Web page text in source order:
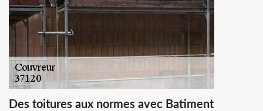
Des toitures aux normes avec Batiment